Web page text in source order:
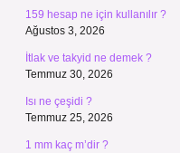
159 hesap ne için kullanılır ?
Ağustos 3, 2026
İtlak ve takyid ne demek ?
Temmuz 30, 2026
Isı ne çeşidi ?
Temmuz 25, 2026
1 mm kaç m’dir ?